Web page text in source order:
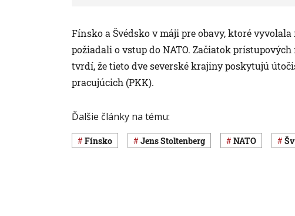
Fínsko a Švédsko v máji pre obavy, ktoré
požiadali o vstup do NATO. Začiatok
tvrdí, že tieto dve severské krajiny poskytujú
pracujúcich (PKK).
Ďalšie články na tému:
Fínsko Jens Stoltenberg NATO